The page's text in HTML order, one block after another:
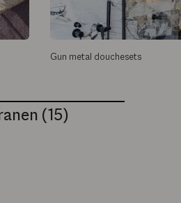
Gun metal douchesets
(15)